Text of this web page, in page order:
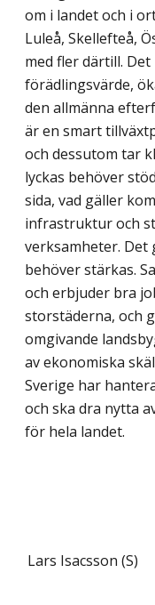
om i landet och i
Luleå, Skellefteå,
med fler därtill.
förädlingsvärde,
den allmänna
är en smart
och dessutom tar
lyckas behöver
sida, vad gäller
infrastruktur och
verksamheter. Det
behöver stärkas.
och erbjuder bra
storstäderna, och
omgivande
av ekonomiska
Sverige har
och ska dra nytta
för hela landet.
Lars Isacsson (S)